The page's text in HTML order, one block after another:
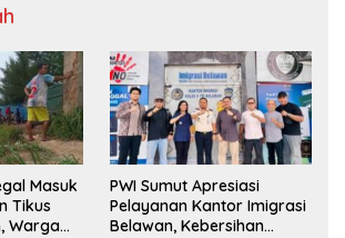
Masuk
Tikus
Warga
PWI Sumut Apresiasi
Pelayanan Kantor Imigrasi
Belawan, Kebersihan